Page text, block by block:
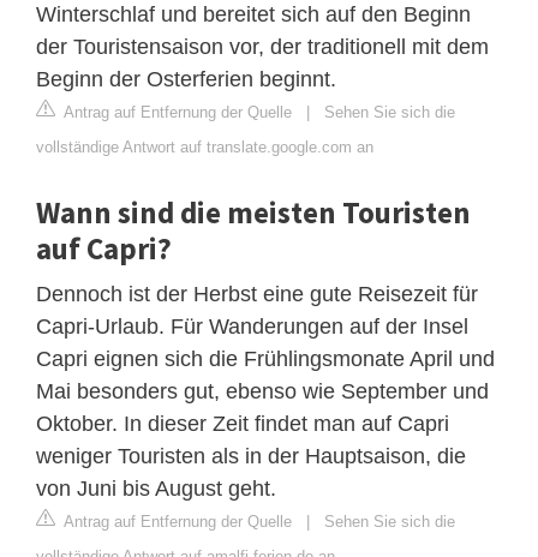
Winterschlaf und bereitet sich auf den Beginn
der Touristensaison vor, der traditionell mit dem
Beginn der Osterferien beginnt.
Antrag auf Entfernung der Quelle | Sehen Sie sich die
vollständige Antwort auf translate.google.com an
Wann sind die meisten Touristen
auf Capri?
Dennoch ist der Herbst eine gute Reisezeit für
Capri-Urlaub. Für Wanderungen auf der Insel
Capri eignen sich die Frühlingsmonate April und
Mai besonders gut, ebenso wie September und
Oktober. In dieser Zeit findet man auf Capri
weniger Touristen als in der Hauptsaison, die
von Juni bis August geht.
Antrag auf Entfernung der Quelle | Sehen Sie sich die